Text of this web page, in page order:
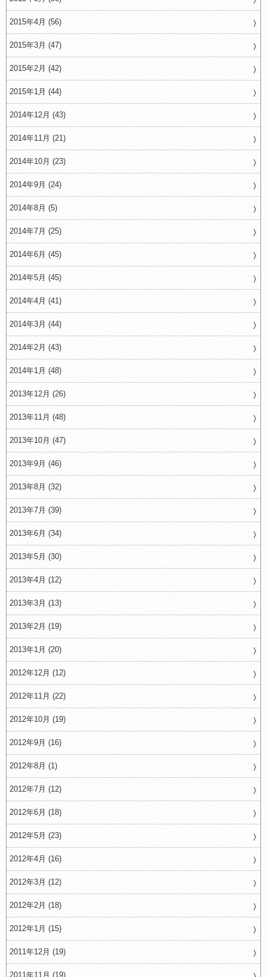
2015年4月 (56)
2015年3月 (47)
2015年2月 (42)
2015年1月 (44)
2014年12月 (43)
2014年11月 (21)
2014年10月 (23)
2014年9月 (24)
2014年8月 (5)
2014年7月 (25)
2014年6月 (45)
2014年5月 (45)
2014年4月 (41)
2014年3月 (44)
2014年2月 (43)
2014年1月 (48)
2013年12月 (26)
2013年11月 (48)
2013年10月 (47)
2013年9月 (46)
2013年8月 (32)
2013年7月 (39)
2013年6月 (34)
2013年5月 (30)
2013年4月 (12)
2013年3月 (13)
2013年2月 (19)
2013年1月 (20)
2012年12月 (12)
2012年11月 (22)
2012年10月 (19)
2012年9月 (16)
2012年8月 (1)
2012年7月 (12)
2012年6月 (18)
2012年5月 (23)
2012年4月 (16)
2012年3月 (12)
2012年2月 (18)
2012年1月 (15)
2011年12月 (19)
2011年11月 (19)